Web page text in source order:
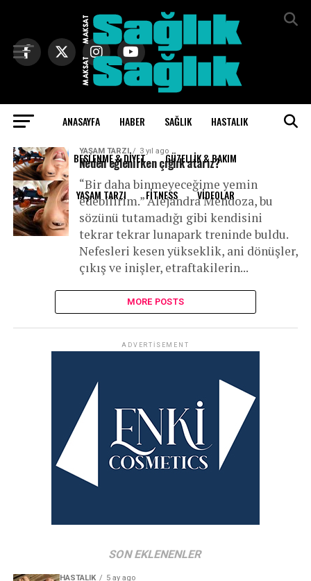
ANASAYFA HABER SAĞLIK HASTALIK
BESLENME & DIYET GÜZELLIK & BAKIM
YAŞAM TARZI FITNESS VIDEOLAR
All posts tagged "lunapark"
YAŞAM TARZI 3 yıl ago
Neden eğlenirken çığlık atarız?
“Bir daha binmeyeceğime yemin
edebilirim.” Alejandra Mendoza, bu
sözünü tutamadığı gibi kendisini
tekrar tekrar lunapark treninde buldu.
Nefesleri kesen yükseklik, ani dönüşler,
çıkış ve inişler, etraftakilerin...
MORE POSTS
ADVERTISEMENT
SON EKLENENLER
HASTALIK 5 ay ago
Exit mobile version